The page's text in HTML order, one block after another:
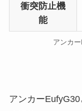
衝突防止機
能
アンカ
アンカー